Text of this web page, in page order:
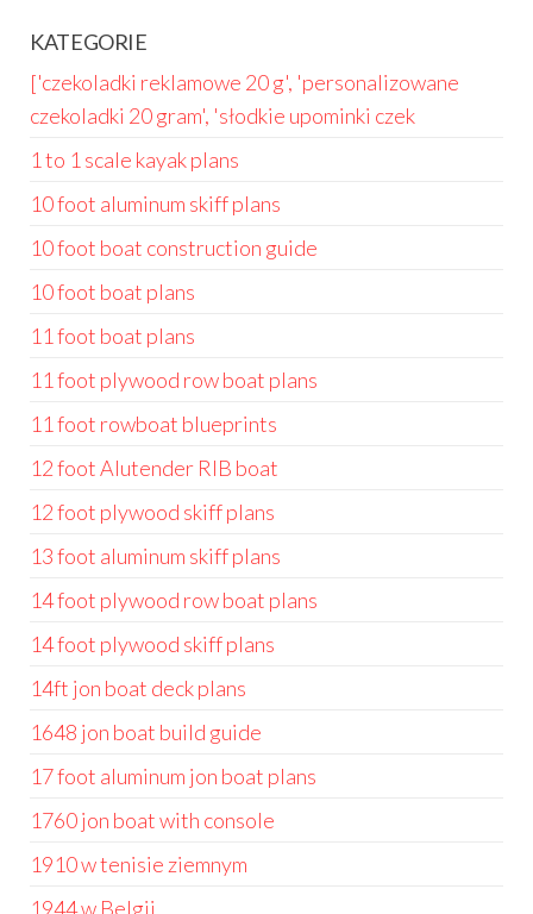
KATEGORIE
['czekoladki reklamowe 20 g', 'personalizowane
czekoladki 20 gram', 'słodkie upominki czek
1 to 1 scale kayak plans
10 foot aluminum skiff plans
10 foot boat construction guide
10 foot boat plans
11 foot boat plans
11 foot plywood row boat plans
11 foot rowboat blueprints
12 foot Alutender RIB boat
12 foot plywood skiff plans
13 foot aluminum skiff plans
14 foot plywood row boat plans
14 foot plywood skiff plans
14ft jon boat deck plans
1648 jon boat build guide
17 foot aluminum jon boat plans
1760 jon boat with console
1910 w tenisie ziemnym
1944 w Belgii